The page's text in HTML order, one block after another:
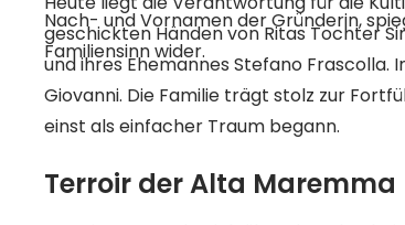
Nach- und Vornamen der Gründerin,
Familiensinn wider.
geschickten Händen von Ritas Tochter
und ihres Ehemannes Stefano
Giovanni. Die Familie trägt stolz zur
einst als einfacher Traum begann.
Terroir der Alta Maremma